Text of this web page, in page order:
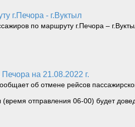
г.Печора - г.Вуктыл
по маршруту г.Печора –
Печора на 21.08.2022 г.
об отмене рейсов
отправления 06-00) будет